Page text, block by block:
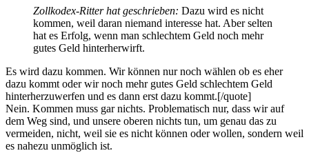
Zollkodex-Ritter hat geschrieben: Dazu wird es nicht
kommen, weil daran niemand interesse hat. Aber selten
hat es Erfolg, wenn man schlechtem Geld noch mehr
gutes Geld hinterherwirft.
Es wird dazu kommen. Wir können nur noch wählen ob es eher
dazu kommt oder wir noch mehr gutes Geld schlechtem Geld
hinterherzuwerfen und es dann erst dazu kommt.[/quote]
Nein. Kommen muss gar nichts. Problematisch nur, dass wir auf
dem Weg sind, und unsere oberen nichts tun, um genau das zu
vermeiden, nicht, weil sie es nicht können oder wollen, sondern weil
es nahezu unmöglich ist.